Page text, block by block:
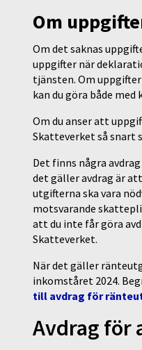
Om
Om det saknas
uppgifter när
tjänsten. Om
kan du göra både
Om du anser att
Skatteverket så snart
Det finns några
det gäller avdrag är
utgifterna ska vara
motsvarande
att du inte får göra
Skatteverket.
När det gäller
inkomståret 2024.
till avdrag för
Avdrag för